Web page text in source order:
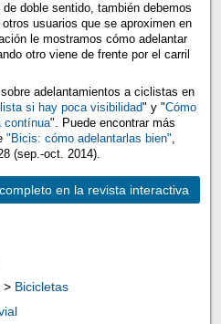
doble sentido, también debemos
usuarios que se aproximen en
le mostramos cómo adelantar
otro viene de frente por el carril
adelantamientos a ciclistas en
si hay poca visibilidad" y "Cómo
contínua". Puede encontrar más
"Bicis: cómo adelantarlas bien"
(sep.-oct. 2014).
en la revista interactiva
> Bicicletas